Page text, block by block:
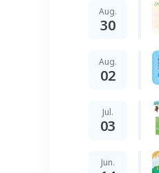
Aug.
30
Aug.
02
Jul.
03
Jun.